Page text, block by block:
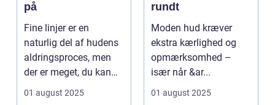
på
Fine linjer er en
naturlig del af hudens
aldringsproces, men
der er meget, du kan
gøre for at...
01 august 2025
rundt
Moden hud kræver
ekstra kærlighed og
opmærksomhed –
især når &ar...
01 august 2025